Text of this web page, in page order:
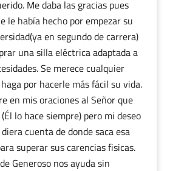
Me daba las gracias pues
le había hecho por empezar su
en segundo de carrera)
una silla eléctrica adaptada a
Se merece cualquier
por hacerle más fácil su vida.
en mis oraciones al Señor que
lo hace siempre) pero mi deseo
cuenta de donde saca esa
superar sus carencias fisicas.
Generoso nos ayuda sin